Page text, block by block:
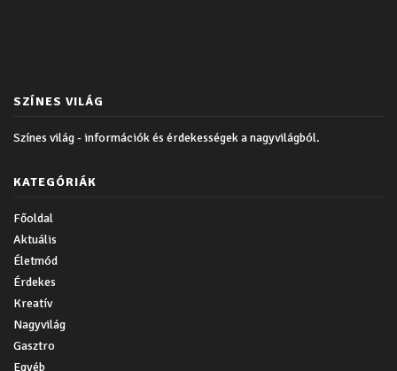
SZÍNES VILÁG
Színes világ - információk és érdekességek a nagyvilágból.
KATEGÓRIÁK
Főoldal
Aktuális
Életmód
Érdekes
Kreatív
Nagyvilág
Gasztro
Egyéb